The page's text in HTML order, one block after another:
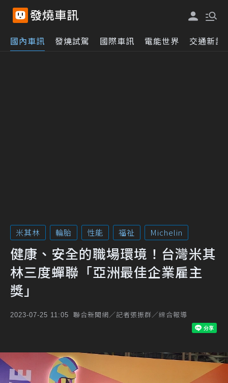
國內車訊 發燒試駕 國際車訊 電能世界 交通新訊
米其林 輪胎 性能 福祉 Michelin
健康、安全的職場環境！台灣米其
林三度蟬聯「亞洲最佳企業雇主
獎」
2023-07-25 11:05 聯合新聞網／記者張振群／綜合報導